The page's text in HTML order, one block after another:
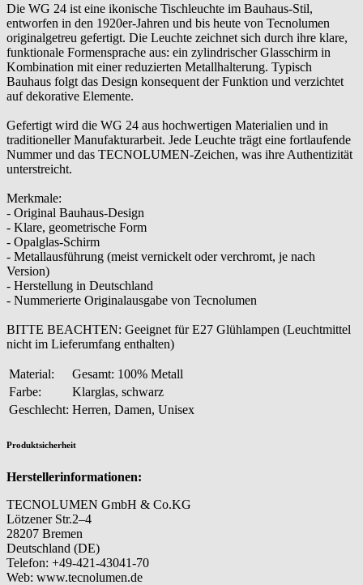
Die WG 24 ist eine ikonische Tischleuchte im Bauhaus-Stil,
entworfen in den 1920er-Jahren und bis heute von Tecnolumen
originalgetreu gefertigt. Die Leuchte zeichnet sich durch ihre klare,
funktionale Formensprache aus: ein zylindrischer Glasschirm in
Kombination mit einer reduzierten Metallhalterung. Typisch
Bauhaus folgt das Design konsequent der Funktion und verzichtet
auf dekorative Elemente.
Gefertigt wird die WG 24 aus hochwertigen Materialien und in
traditioneller Manufakturarbeit. Jede Leuchte trägt eine fortlaufende
Nummer und das TECNOLUMEN-Zeichen, was ihre Authentizität
unterstreicht.
Merkmale:
- Original Bauhaus-Design
- Klare, geometrische Form
- Opalglas-Schirm
- Metallausführung (meist vernickelt oder verchromt, je nach
Version)
- Herstellung in Deutschland
- Nummerierte Originalausgabe von Tecnolumen
BITTE BEACHTEN: Geeignet für E27 Glühlampen (Leuchtmittel
nicht im Lieferumfang enthalten)
Material:
Gesamt: 100% Metall
Farbe:
Klarglas, schwarz
Geschlecht: Herren, Damen, Unisex
Produktsicherheit
Herstellerinformationen:
TECNOLUMEN GmbH & Co.KG
Lötzener Str.2–4
28207 Bremen
Deutschland (DE)
Telefon: +49-421-43041-70
Web: www.tecnolumen.de